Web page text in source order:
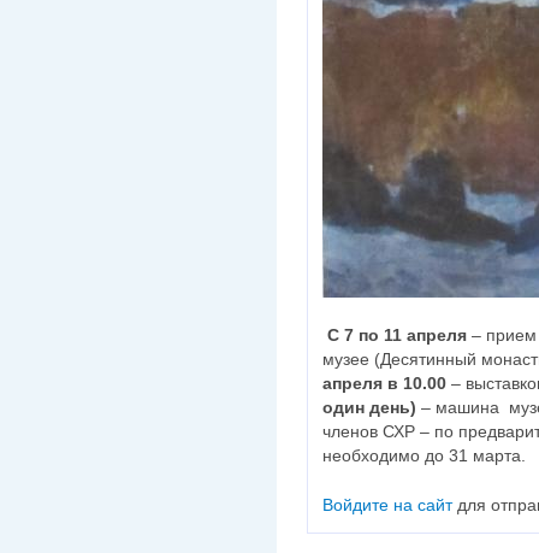
С 7 по 11 апреля – прием
музее (Десятинный
апреля в 10.00 –
один день) – машина
членов СХР – по
необходимо до 31 марта.
Войдите на сайтдля